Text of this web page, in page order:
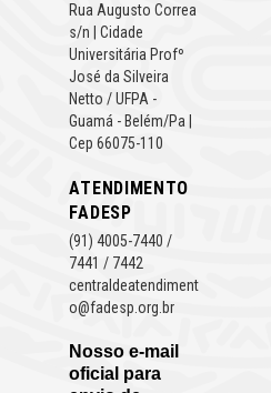
Rua Augusto Correa
s/n | Cidade
Universitária Profº
José da Silveira
Netto / UFPA -
Guamá - Belém/Pa |
Cep 66075-110
ATENDIMENTO
FADESP
(91) 4005-7440 /
7441 / 7442
centraldeatendiment
o@fadesp.org.br
Nosso e-mail
oficial para